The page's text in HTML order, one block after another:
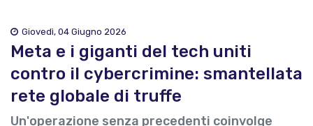
Giovedì, 04 Giugno 2026
Meta e i giganti del tech uniti
contro il cybercrimine: smantellata
rete globale di truffe
Un'operazione senza precedenti coinvolge